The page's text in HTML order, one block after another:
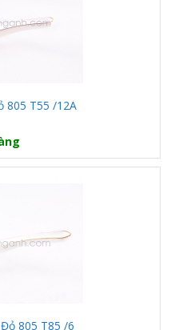
805 T55 /12A
805 T85 /6